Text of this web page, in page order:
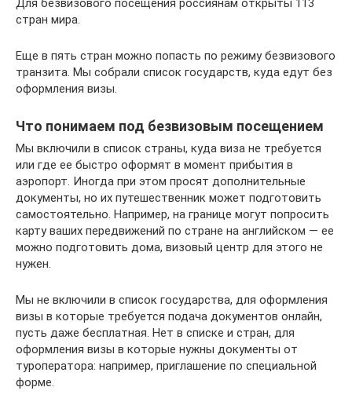
Для безвизового посещения россиянам открыты 113
стран мира.
Еще в пять стран можно попасть по режиму безвизового
транзита. Мы собрали список государств, куда едут без
оформления визы.
Что понимаем под безвизовым посещением
Мы включили в список страны, куда виза не требуется
или где ее быстро оформят в момент прибытия в
аэропорт. Иногда при этом просят дополнительные
документы, но их путешественник может подготовить
самостоятельно. Например, на границе могут попросить
карту ваших передвижений по стране на английском — ее
можно подготовить дома, визовый центр для этого не
нужен.
Мы не включили в список государства, для оформления
визы в которые требуется подача документов онлайн,
пусть даже бесплатная. Нет в списке и стран, для
оформления визы в которые нужны документы от
туроператора: например, приглашение по специальной
форме.